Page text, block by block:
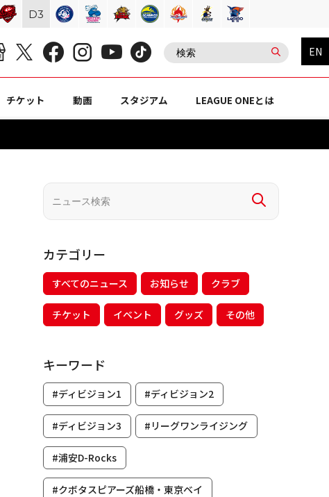
EN
チケット 動画 スタジアム LEAGUE ONEとは
カテゴリー
すべてのニュース お知らせ クラブ
チケット イベント グッズ その他
キーワード
#ディビジョン1 #ディビジョン2
#ディビジョン3 #リーグワンライジング
#浦安D-Rocks
#クボタスピアーズ船橋・東京ベイ
D3